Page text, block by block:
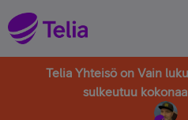
Telia Yhteisö on Vain
sulkeutuu